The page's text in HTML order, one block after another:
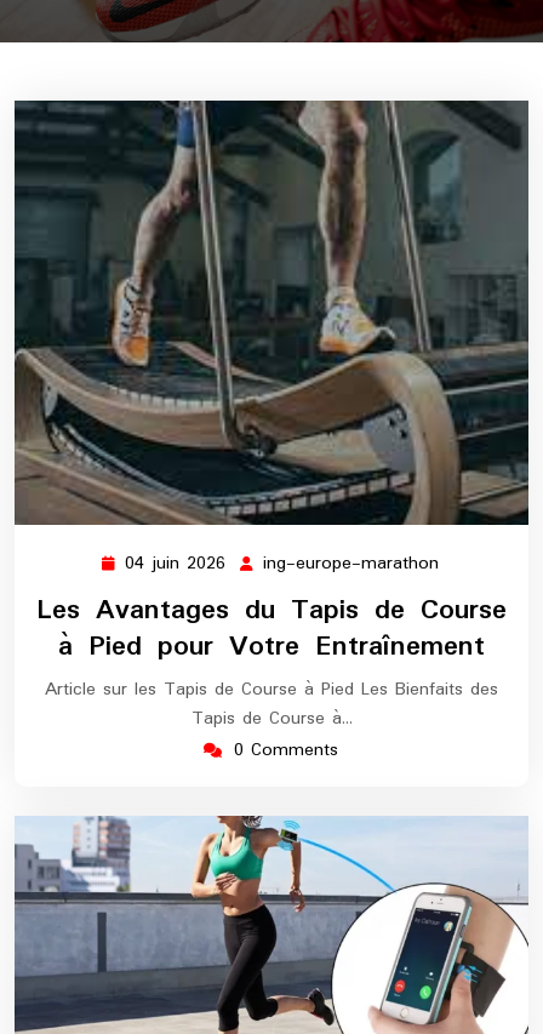
04 juin 2026 04
2026
ing-europe-marathon
marathon
Les Avantages du Tapis de Course
à Pied pour Votre Entraînement
Article sur les Tapis de Course à Pied Les Bienfaits des
Tapis de Course à…
0 Comments